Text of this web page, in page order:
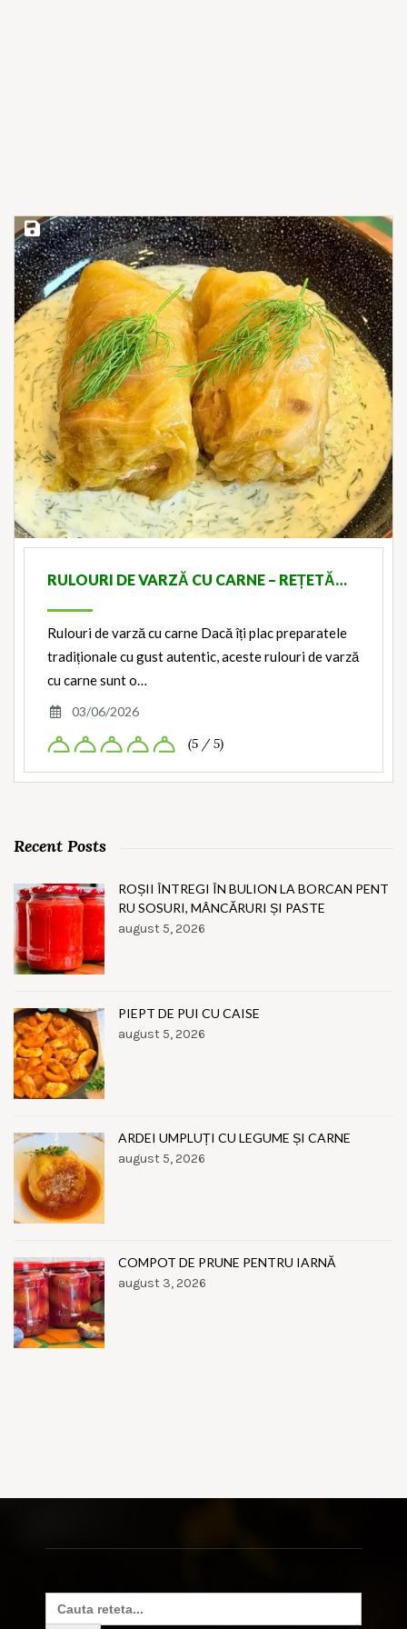
Save Recipe
RULOURI DE VARZĂ CU CARNE – REȚETĂ…
Rulouri de varză cu carne Dacă îți plac preparatele
tradiționale cu gust autentic, aceste rulouri de varză
cu carne sunt o…
03/06/2026
(5 / 5)
Recent Posts
ROȘII ÎNTREGI ÎN BULION LA BORCAN PENT
RU SOSURI, MÂNCĂRURI ȘI PASTE
august 5, 2026
PIEPT DE PUI CU CAISE
august 5, 2026
ARDEI UMPLUȚI CU LEGUME ȘI CARNE
august 5, 2026
COMPOT DE PRUNE PENTRU IARNĂ
august 3, 2026
Search
for: